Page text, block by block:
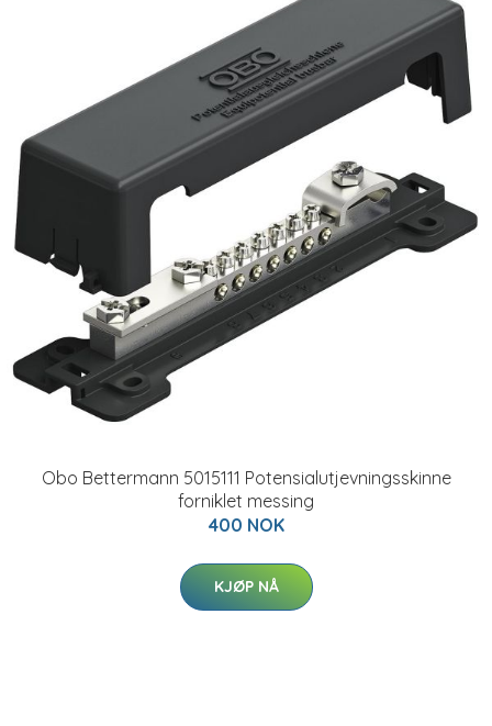
Obo Bettermann 5015111 Potensialutjevningsskinne
forniklet messing
400 NOK
KJØP NÅ